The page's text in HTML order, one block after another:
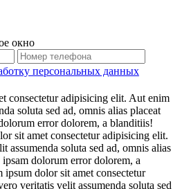
окно
персональных данных
consectetur adipisicing elit. Aut enim
soluta sed ad, omnis alias placeat
error dolorem, a blanditiis!
sit amet consectetur adipisicing elit.
assumenda soluta sed ad, omnis alias
dolorum error dolorem, a
dolor sit amet consectetur
veritatis velit assumenda soluta sed